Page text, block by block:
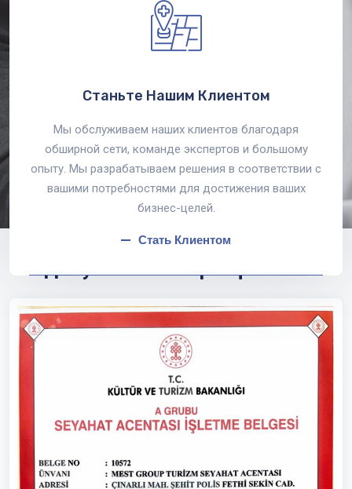
Станьте Нашим Клиентом
Мы обслуживаем наших клиентов благодаря
обширной сети, команде экспертов и большому
опыту. Мы разрабатываем решения в соответствии с
вашими потребностями для достижения ваших
бизнес-целей.
Стать Клиентом
Документы и сертификаты